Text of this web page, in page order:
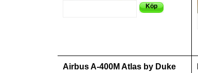
Köp
Airbus A-400M Atlas by Duke